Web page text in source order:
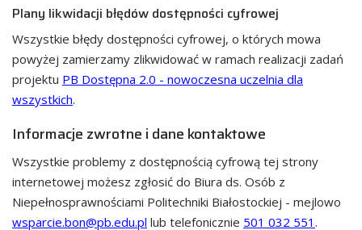
Plany likwidacji błędów dostępności cyfrowej
Wszystkie błędy dostępności cyfrowej, o których mowa
powyżej zamierzamy zlikwidować w ramach realizacji zadań
projektu PB Dostępna 2.0 - nowoczesna uczelnia dla
wszystkich.
Informacje zwrotne i dane kontaktowe
Wszystkie problemy z dostępnością cyfrową tej strony
internetowej możesz zgłosić do Biura ds. Osób z
Niepełnosprawnościami Politechniki Białostockiej - mejlowo
wsparcie.bon@pb.edu.pl lub telefonicznie 501 032 551 .